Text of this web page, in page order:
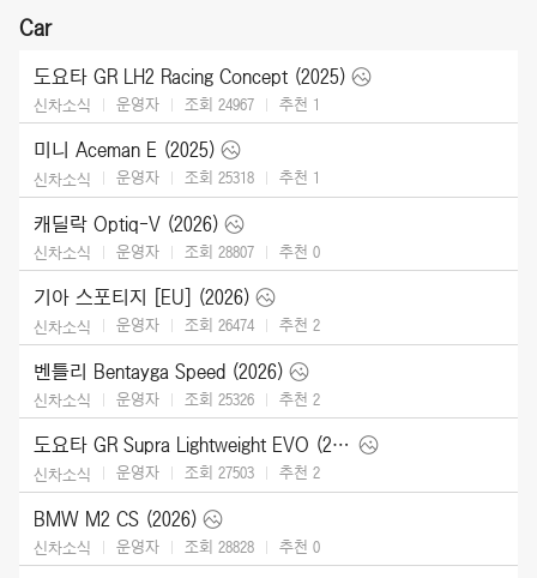
Car
도요타 GR LH2 Racing Concept (2025)
신차소식 운영자 조회 24967 추천 1
미니 Aceman E (2025)
신차소식 운영자 조회 25318 추천 1
캐딜락 Optiq-V (2026)
신차소식 운영자 조회 28807 추천 0
기아 스포티지 [EU] (2026)
신차소식 운영자 조회 26474 추천 2
벤틀리 Bentayga Speed (2026)
신차소식 운영자 조회 25326 추천 2
도요타 GR Supra Lightweight EVO (2026)
신차소식 운영자 조회 27503 추천 2
BMW M2 CS (2026)
신차소식 운영자 조회 28828 추천 0